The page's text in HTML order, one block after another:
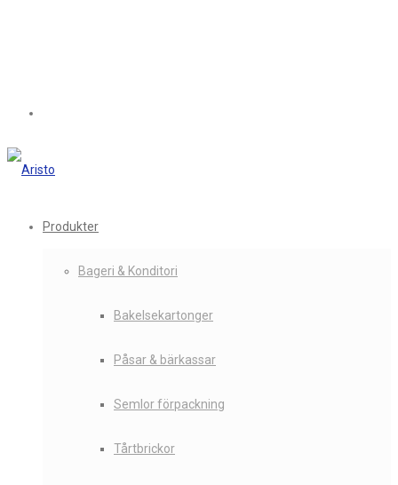
Produkter
Bageri & Konditori
Bakelsekartonger
Påsar & bärkassar
Semlor förpackning
Tårtbrickor